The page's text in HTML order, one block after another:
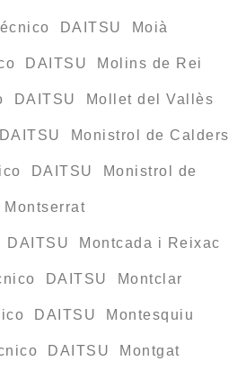
DAITSU Moià
DAITSU Molins de Rei
DAITSU Mollet del Vallès
Monistrol de Calders
DAITSU Monistrol de
Montserrat
Montcada i Reixac
DAITSU Montclar
DAITSU Montesquiu
DAITSU Montgat